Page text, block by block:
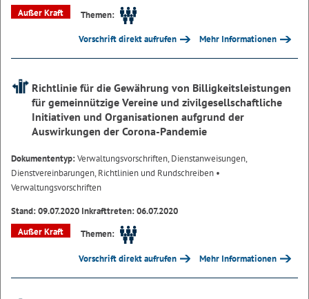
Außer Kraft
Themen:
Vorschrift direkt aufrufen Mehr Informationen
Richtlinie für die Gewährung von Billigkeitsleistungen
für gemeinnützige Vereine und zivilgesellschaftliche
Initiativen und Organisationen aufgrund der
Auswirkungen der Corona-Pandemie
Dokumententyp:Verwaltungsvorschriften, Dienstanweisungen,
Dienstvereinbarungen, Richtlinien und Rundschreiben •
Verwaltungsvorschriften
Stand: 09.07.2020 Inkrafttreten: 06.07.2020
Außer Kraft
Themen:
Vorschrift direkt aufrufen Mehr Informationen